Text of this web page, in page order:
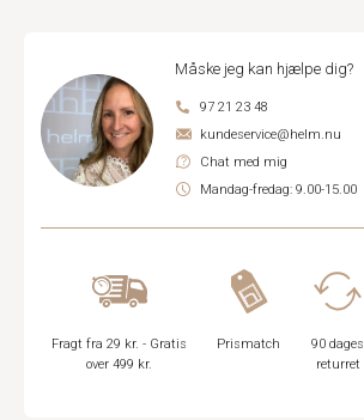
Måske jeg kan hjælpe dig?
97 21 23 48
kundeservice@helm.nu
Chat med mig
Mandag-fredag: 9.00-15.00
Fragt fra 29 kr. - Gratis
over 499 kr.
Prismatch
90 dages
returret